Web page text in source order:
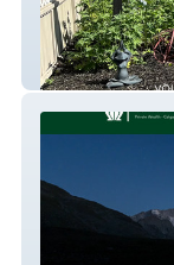
Yoga Website: